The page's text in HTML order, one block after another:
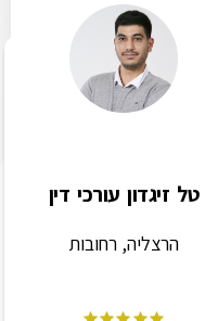
טל זיגדון עורכי דין
הרצליה, רחובות